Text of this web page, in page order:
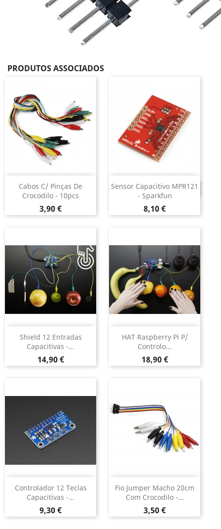
PRODUTOS ASSOCIADOS
Cabos C/ Pinças De
Crocodilo - 10pcs
Preço
3,90 €
Sensor Capacitivo MPR121
- Sparkfun
Preço
8,10 €
DESCONTINUADO
Shield 12 Entradas
Capacitivas -...
Preço
14,90 €
HAT Raspberry Pi P/
Controlo...
Preço
18,90 €
Controlador 12 Teclas
Capacitivas -...
Preço
9,30 €
Fio Jumper Macho 20cm
Com Crocodilo -...
Preço
3,50 €